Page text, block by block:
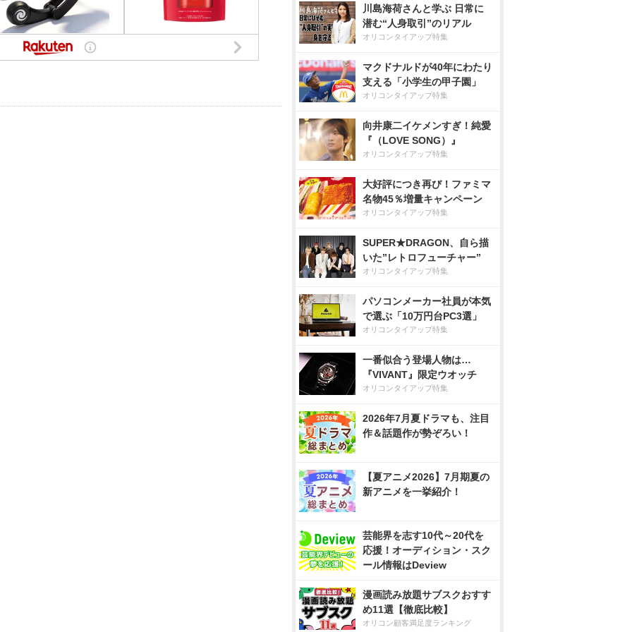
川島海荷さんと学ぶ 日常に
潜む“人身取引”のリアル
オリコンタイアップ特集
マクドナルドが40年にわたり
支える「小学生の甲子園」
オリコンタイアップ特集
向井康二イケメンすぎ！純愛
『（LOVE SONG）』
オリコンタイアップ特集
大好評につき再び！ファミマ
名物45％増量キャンペーン
オリコンタイアップ特集
SUPER★DRAGON、自ら描
いた”レトロフューチャー”
オリコンタイアップ特集
パソコンメーカー社員が本気
で選ぶ「10万円台PC3選」
オリコンタイアップ特集
一番似合う登場人物は…
『VIVANT』限定ウオッチ
オリコンタイアップ特集
2026年7月夏ドラマも、注目
作＆話題作が勢ぞろい！
【夏アニメ2026】7月期夏の
新アニメを一挙紹介！
芸能界を志す10代～20代を
応援！オーディション・スク
ール情報はDeview
漫画読み放題サブスクおすす
め11選【徹底比較】
オリコン顧客満足度ランキング